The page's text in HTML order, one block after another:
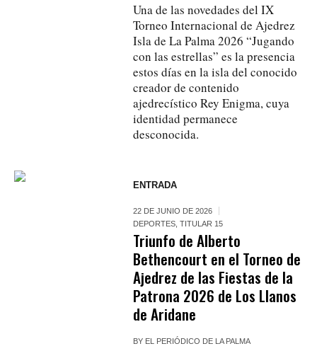
Una de las novedades del IX
Torneo Internacional de Ajedrez
Isla de La Palma 2026 “Jugando
con las estrellas” es la presencia
estos días en la isla del conocido
creador de contenido
ajedrecístico Rey Enigma, cuya
identidad permanece
desconocida.
ENTRADA
22 DE JUNIO DE 2026
DEPORTES ,TITULAR 15
Triunfo de Alberto
Bethencourt en el Torneo de
Ajedrez de las Fiestas de la
Patrona 2026 de Los Llanos
de Aridane
BY EL PERIÓDICO DE LA PALMA